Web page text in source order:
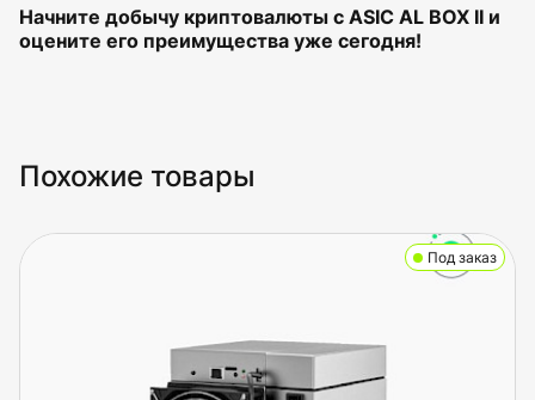
Начните добычу криптовалюты с ASIC AL BOX II и
оцените его преимущества уже сегодня!
Похожие товары
Под заказ